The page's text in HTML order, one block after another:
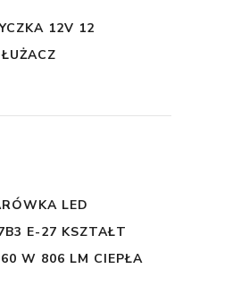
12V 12
LED
E-27 KSZTAŁT
W 806 LM CIEPŁA